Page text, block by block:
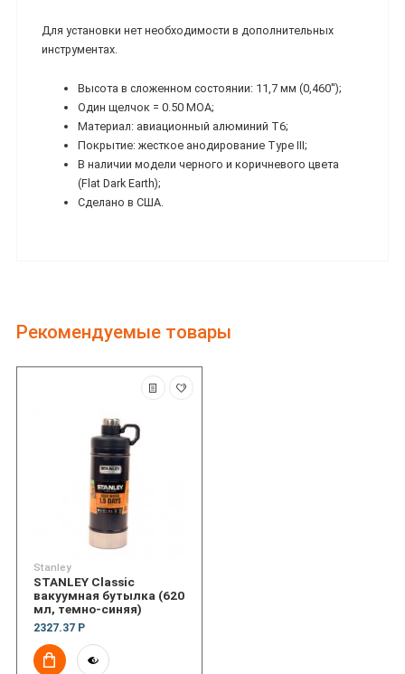
Для установки нет необходимости в дополнительных
инструментах.
Высота в сложенном состоянии: 11,7 мм (0,460'');
Один щелчок = 0.50 МОА;
Материал: авиационный алюминий Т6;
Покрытие: жесткое анодирование Type III;
В наличии модели черного и коричневого цвета
(Flat Dark Earth);
Сделано в США.
Рекомендуемые товары
Stanley
STANLEY Classic
вакуумная бутылка (620
мл, темно-синяя)
2327.37 Р